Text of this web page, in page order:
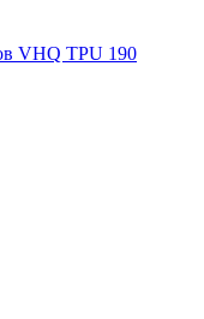
VHQ TPU 190